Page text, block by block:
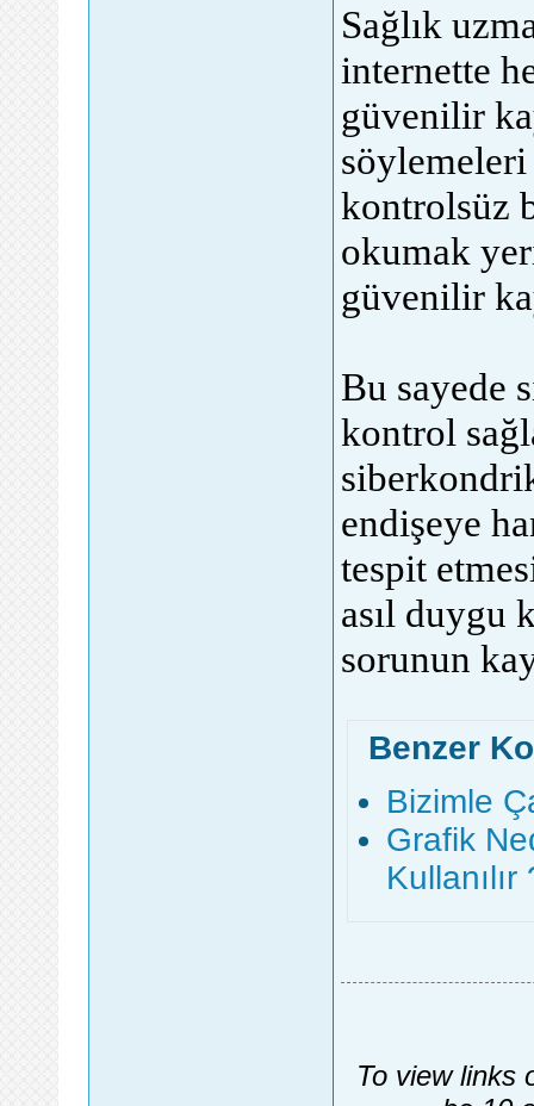
Sağlık
internette
güvenilir
kontrolsüz
okumak
güvenilir
Bu sayede
kontrol
endişeye
tespit
asıl duygu
sorunun
Benzer
Bizimle
Grafik
Kullanılır
To view links